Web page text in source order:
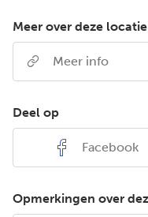
Meer over deze locatie
Meer info
Deel op
Facebook
Opmerkingen over